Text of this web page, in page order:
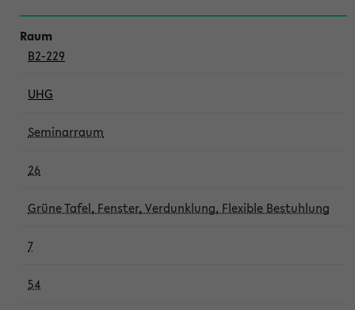
B2-229
UHG
Seminarraum
26
Grüne Tafel, Fenster, Verdunklung, Flexible Bestuhlung
7
54